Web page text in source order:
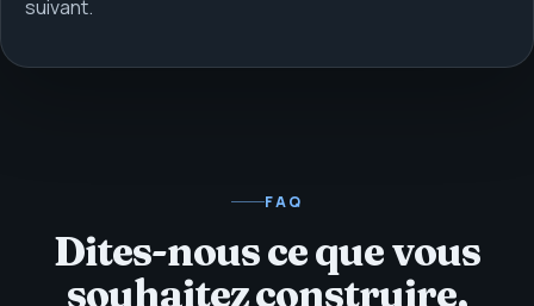
suivant.
FAQ
Dites-nous ce que vous
souhaitez construire,